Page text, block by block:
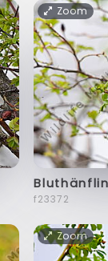
Zoom
f23372
Zoom